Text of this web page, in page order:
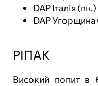
DAP Італія
DAP
РІПАК
Високий попит в